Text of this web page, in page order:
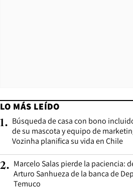
LO MÁS LEÍDO
1. Búsqueda de casa con bono
de su mascota y equipo de
Vozinha planifica su vida en Chile
2. Marcelo Salas pierde la paciencia:
Arturo Sanhueza de la banca de
Temuco